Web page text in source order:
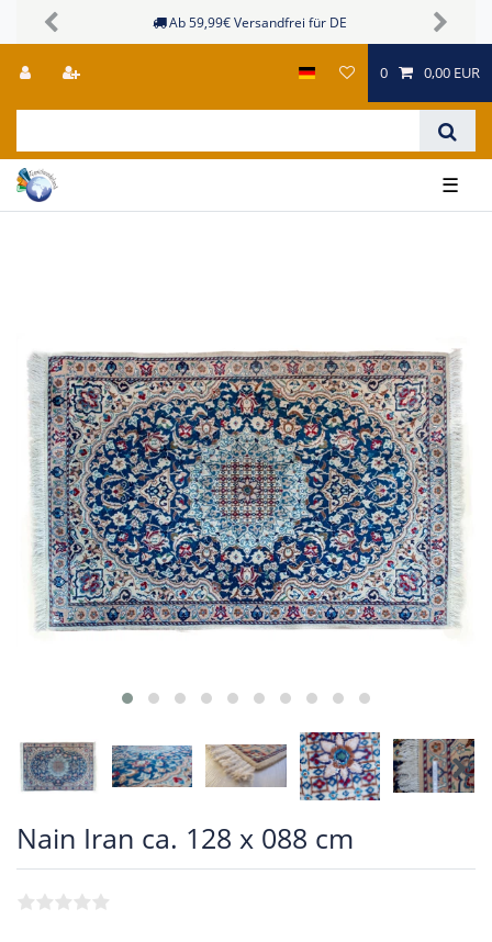
Ab 59,99€ Versandfrei für DE
Previous Next
0 0,00 EUR
☰
Nain Iran ca. 128 x 088 cm